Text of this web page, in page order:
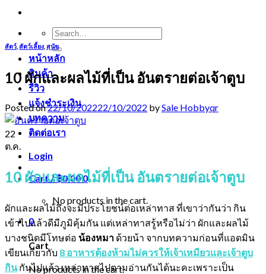
Search
for:
หน้าหลัก
สินค้า
รีวิว
แจ้งชำระเงิน
บทความ
ติดต่อเรา
Login
Cart /฿0.000
No products in the cart.
0
Cart
No products in the cart.
สัตว์ สัตว์เลี้ยง สุนัข
10 ผักและผลไม้ที่เป็น อันตรายต่อเจ้าตูบ
Posted on22/10/202222/10/2022 bySale Hobbyqr
22
ต.ค.
10 ผักและผลไม้ที่เป็น อันตรายต่อเจ้าตูบ
ผักและผลไม้ถึงจะมีประโยชน์ต่อเหล่าทาส ที่เขาว่ากันว่า กิน
เข้าไปแล้วดีมีภูมิคุ้มกัน แต่เหล่าทาสรู้หรือไม่ว่า ผักและผลไม้
บางชนิดมีโทษต่อ น้องหมา ด้วยน้า จากบทความก่อนที่แอดมิน
เขียนเกี่ยวกับ 8 อาหารต้องห้ามไม่ควรให้เจ้าเหมียวและเจ้าตูบ
กินกันไปแล้ว เหล่าทาสไปตามอ่านกันได้นะคะเพราะเป็น